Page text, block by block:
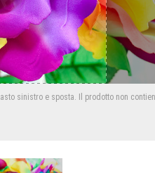
sinistro e sposta.
Il prodotto non